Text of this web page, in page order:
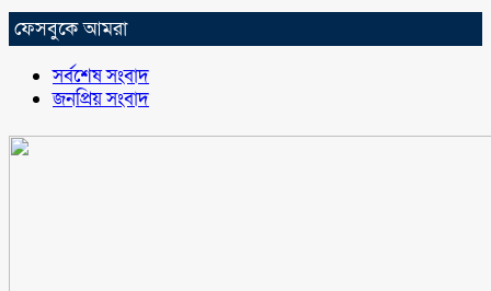
ফেসবুকে আমরা
সর্বশেষ সংবাদ
জনপ্রিয় সংবাদ